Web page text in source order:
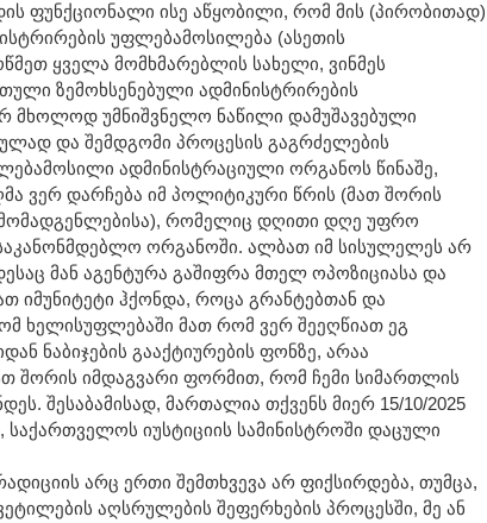
ფუნქციონალი ისე აწყობილი, რომ მის (პირობითად)
უფლებამოსილება (ასეთის
ყველა მომხმარებლის სახელი, ვინმეს
ზემოხსენებული ადმინისტრირების
მხოლოდ უმნიშვნელო ნაწილი დამუშავებული
და შემდგომი პროცესის გაგრძელების
ადმინისტრაციული ორგანოს წინაშე,
ვერ დარჩება იმ პოლიტიკური წრის (მათ შორის
რომელიც დღითი დღე უფრო
ორგანოში. ალბათ იმ სისულელეს არ
მან აგენტურა გაშიფრა მთელ ოპოზიციასა და
იმუნიტეტი ჰქონდა, როცა გრანტებთან და
ხელისუფლებაში მათ რომ ვერ შეეღწიათ ეგ
ნაბიჯების გააქტიურების ფონზე, არაა
შორის იმდაგვარი ფორმით, რომ ჩემი სიმართლის
შესაბამისად, მართალია თქვენს მიერ 15/10/2025
იუსტიციის სამინისტროში დაცული
არც ერთი შემთხვევა არ ფიქსირდება, თუმცა,
აღსრულების შეფერხების პროცესში, მე ან